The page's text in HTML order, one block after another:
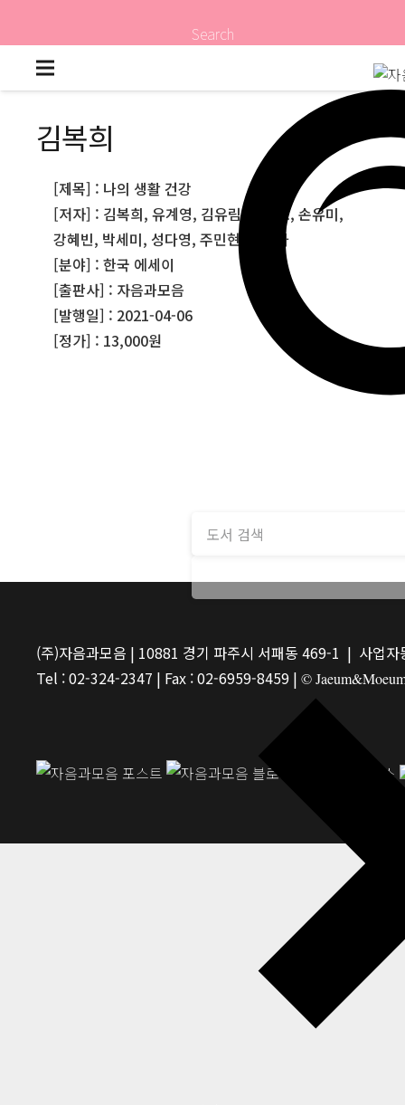
Search
김복희
[제목] : 나의 생활 건강
[저자] : 김복희, 유계영, 김유림, 이소호, 손유미,
강혜빈, 박세미, 성다영, 주민현, 윤유나
[분야] : 한국 에세이
[출판사] : 자음과모음
[발행일] : 2021-04-06
[정가] : 13,000원
(주)자음과모음 | 10881 경기 파주시 서패동 469-1 | 사업
Tel : 02-324-2347 | Fax : 02-6959-8459 | ©